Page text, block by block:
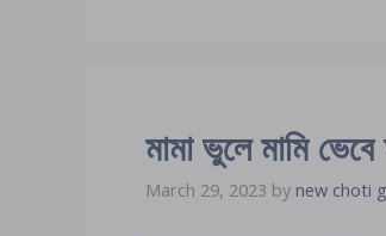
মামা ভুলে মামি
March 29, 2023 by new choti